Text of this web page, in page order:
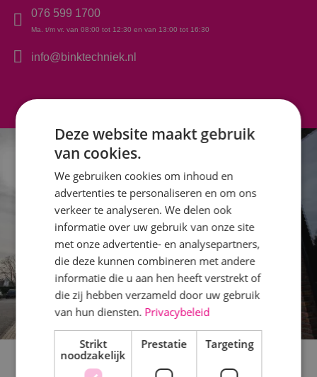
076 599 1700
Ma. t/m vr. van 08:00 tot 12:30 en van 13:00 tot 16:30
info@binktechniek.nl
Deze website maakt gebruik
van cookies.
We gebruiken cookies om inhoud en
advertenties te personaliseren en om ons
verkeer te analyseren. We delen ook
informatie over uw gebruik van onze site
met onze advertentie- en analysepartners,
die deze kunnen combineren met andere
informatie die u aan hen heeft verstrekt of
die zij hebben verzameld door uw gebruik
van hun diensten. Privacybeleid
Strikt
noodzakelijk
Prestatie Targeting